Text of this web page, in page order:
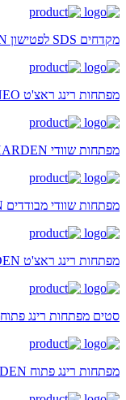
מקדחים SDS לפטישון HARDEN
מפתחות רינג ראצ'ט NEO
מפתחות שוודי HARDEN
מפתחות שוודי מבודדים HARDEN
מפתחות רינג ראצ'ט HARDEN
סטים מפתחות רינג פתוח HARDEN
מפתחות רינג פתוח HARDEN